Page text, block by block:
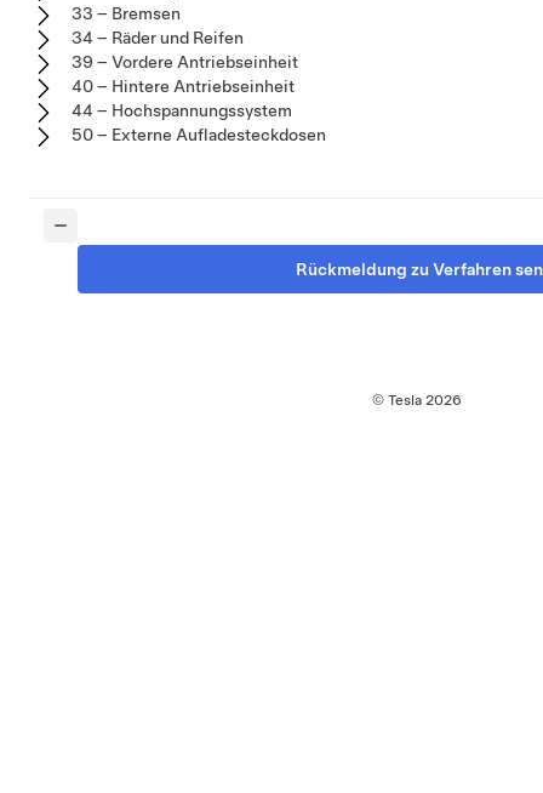
33 – Bremsen
34 – Räder und Reifen
39 – Vordere Antriebseinheit
40 – Hintere Antriebseinheit
44 – Hochspannungssystem
50 – Externe Aufladesteckdosen
Rückmeldung zu Verfahren
© Tesla 2026